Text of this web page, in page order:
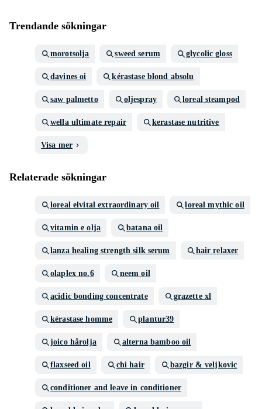
Trendande sökningar
morotsolja sweed serum glycolic gloss
davines oi kérastase blond absolu
saw palmetto oljespray loreal steampod
wella ultimate repair kerastase nutritive
Visa mer
Relaterade sökningar
loreal elvital extraordinary oil loreal mythic oil
vitamin e olja batana oil
lanza healing strength silk serum hair relaxer
olaplex no.6 neem oil
acidic bonding concentrate grazette xl
kérastase homme plantur39
joico hårolja alterna bamboo oil
flaxseed oil chi hair bazgir & veljkovic
conditioner and leave in conditioner